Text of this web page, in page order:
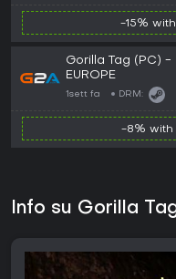
-15%
Gorilla Tag (PC)
EUROPE
1sett fa DRM:
-8% with
Info su Gorilla